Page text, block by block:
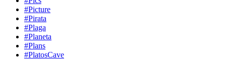
#Picture
#Pirata
#Plaga
#Planeta
#Plans
#PlatosCave